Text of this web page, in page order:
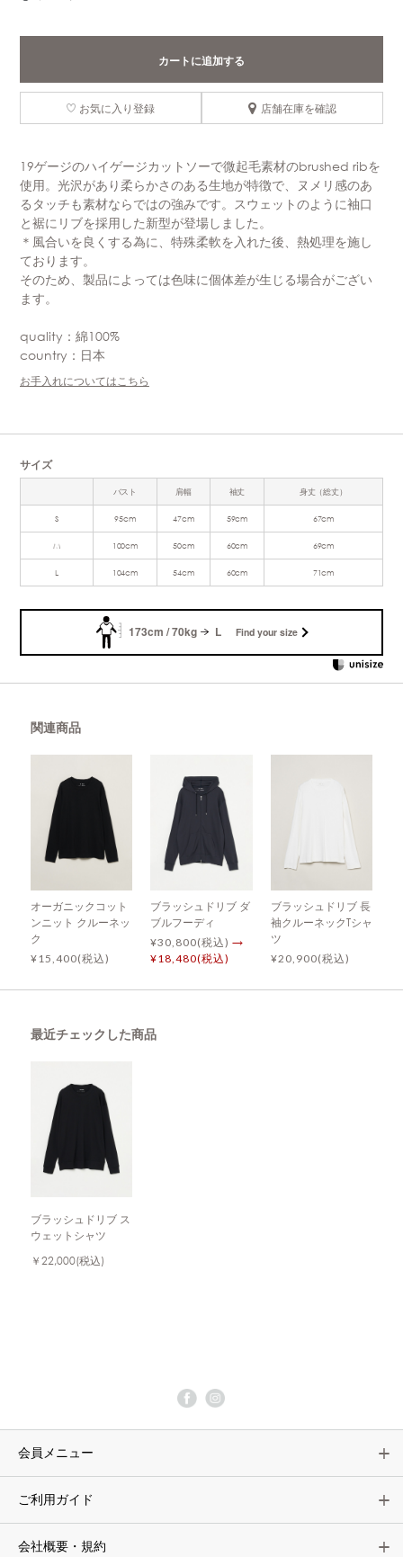
カートに追加する
お気に入り登録 店舗在庫を確認
19ゲージのハイゲージカットソーで微起毛素材のbrushed ribを
使用。光沢があり柔らかさのある生地が特徴で、ヌメリ感のあ
るタッチも素材ならではの強みです。スウェットのように袖口
と裾にリブを採用した新型が登場しました。
＊風合いを良くする為に、特殊柔軟を入れた後、熱処理を施し
ております。
そのため、製品によっては色味に個体差が生じる場合がござい
ます。
quality：綿100%
country：日本
お手入れについてはこちら
サイズ
バスト 肩幅 袖丈 身丈（総丈）
S 95cm 47cm 59cm 67cm
M 100cm 50cm 60cm 69cm
L 104cm 54cm 60cm 71cm
173cm / 70kg L Find your size
関連商品
オーガニックコット
ンニット クルーネッ
ク
¥15,400(税込)
ブラッシュドリブ ダ
ブルフーディ
¥30,800(税込) →
¥18,480(税込)
ブラッシュドリブ 長
袖クルーネックTシャ
ツ
¥20,900(税込)
最近チェックした商品
ブラッシュドリブ ス
ウェットシャツ
￥22,000(税込)
会員メニュー
ご利用ガイド
会社概要・規約